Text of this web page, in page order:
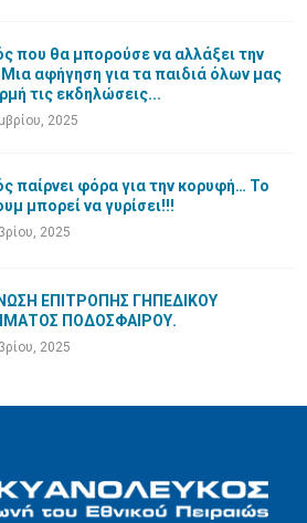
που θα μπορούσε να αλλάξει την
Μια αφήγηση για τα παιδιά όλων μας
τις εκδηλώσεις...
2025
παίρνει φόρα για την κορυφή… Το
μπορεί να γυρίσει!!!
2025
ΕΠΙΤΡΟΠΗΣ ΓΗΠΕΔΙΚΟΥ
ΠΟΔΟΣΦΑΙΡΟΥ.
2025